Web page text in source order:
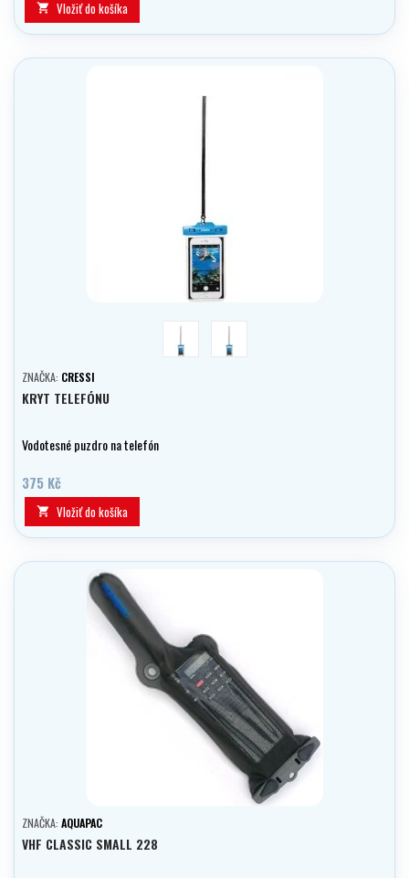
 Vložiť do košíka
modrá černá
ZNAČKA: CRESSI
KRYT TELEFÓNU
Vodotesné puzdro na telefón
375 Kč
 Vložiť do košíka
ZNAČKA: AQUAPAC
VHF CLASSIC SMALL 228